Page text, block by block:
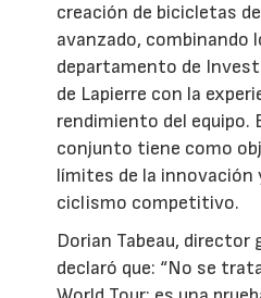
creación de bicicletas
avanzado, combinando
departamento de
de Lapierre con la
rendimiento del equipo.
conjunto tiene como
límites de la innovación
ciclismo competitivo.
Dorian Tabeau, director
declaró que: “No se